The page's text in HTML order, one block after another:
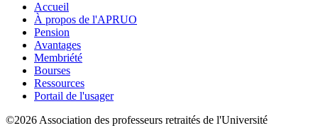
Accueil
À propos de l'APRUO
Pension
Avantages
Membriété
Bourses
Ressources
Portail de l'usager
©2026 Association des professeurs retraités de l'Université